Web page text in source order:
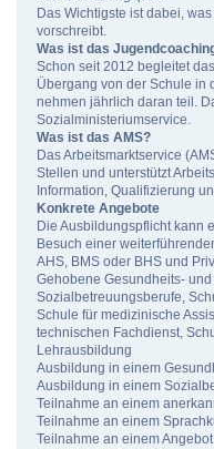
Das Wichtigste ist dabei,
vorschreibt.
Was ist das
Schon seit 2012 begleitet
Übergang von der Schule in
nehmen jährlich daran teil.
Sozialministeriumservice.
Was ist das AMS?
Das Arbeitsmarktservice
Stellen und unterstützt
Information, Qualifizierung
Konkrete Angebote
Die Ausbildungspflicht kann
Besuch einer
AHS, BMS oder BHS und
Gehobene Gesundheits-
Sozialbetreuungsberufe,
Schule für medizinische
technischen Fachdienst,
Lehrausbildung
Ausbildung in einem
Ausbildung in einem
Teilnahme an einem
Teilnahme an einem
Teilnahme an einem